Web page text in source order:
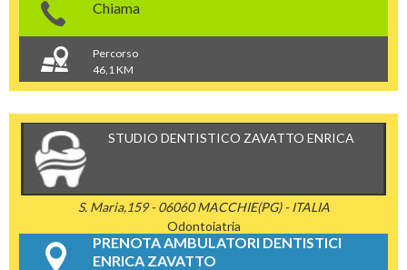
Chiama
Percorso
46,1 KM
STUDIO DENTISTICO ZAVATTO ENRICA
S. Maria,159 - 06060 MACCHIE(PG) - ITALIA
Odontoiatria
PRENOTA AMBULATORI DENTISTICI
ENRICA ZAVATTO